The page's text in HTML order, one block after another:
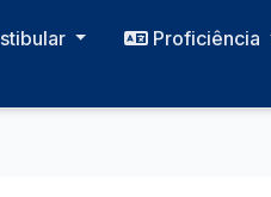
Proficiência